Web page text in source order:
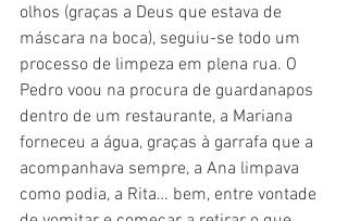
olhos (graças a Deus que estava de
máscara na boca), seguiu-se todo um
processo de limpeza em plena rua. O
Pedro voou na procura de guardanapos
dentro de um restaurante, a Mariana
forneceu a água, graças à garrafa que a
acompanhava sempre, a Ana limpava
como podia, a Rita… bem, entre vontade